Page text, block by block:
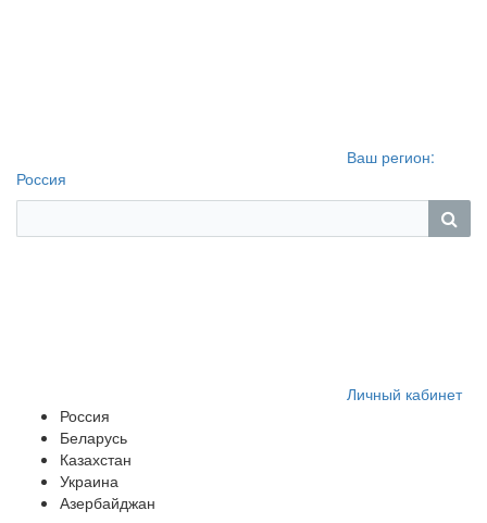
Ваш регион:
Россия
Личный кабинет
Россия
Беларусь
Казахстан
Украина
Азербайджан